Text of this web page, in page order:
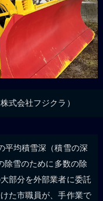
式会社フジクラ）
平均積雪深（積雪の深
除雪のために多数の除
部分を外部業者に委託
た市職員が、手作業で